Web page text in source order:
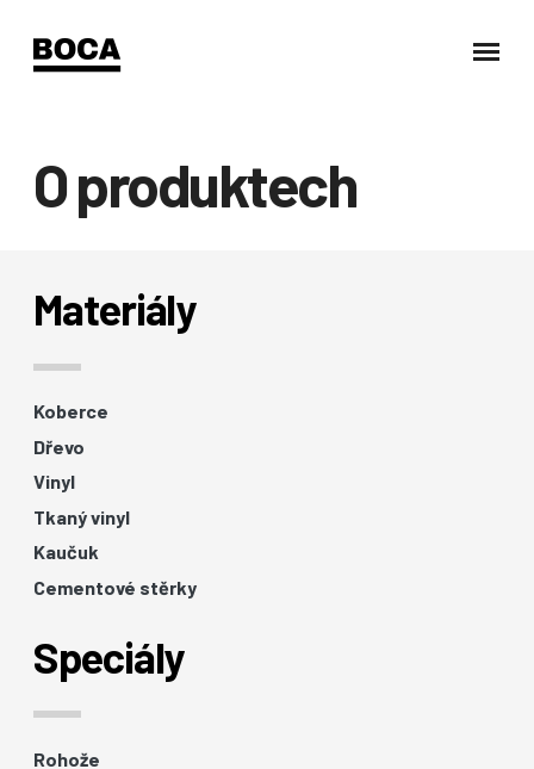
O produktech
Materiály
Koberce
Dřevo
Vinyl
Tkaný vinyl
Kaučuk
Cementové stěrky
Speciály
Rohože